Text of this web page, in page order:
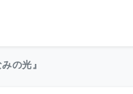
の光』